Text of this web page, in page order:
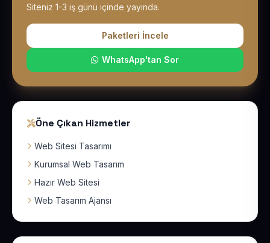
Siteniz 1-3 iş günü içinde yayında.
Paketleri İncele
WhatsApp'tan Sor
Öne Çıkan Hizmetler
Web Sitesi Tasarımı
Kurumsal Web Tasarım
Hazır Web Sitesi
Web Tasarım Ajansı